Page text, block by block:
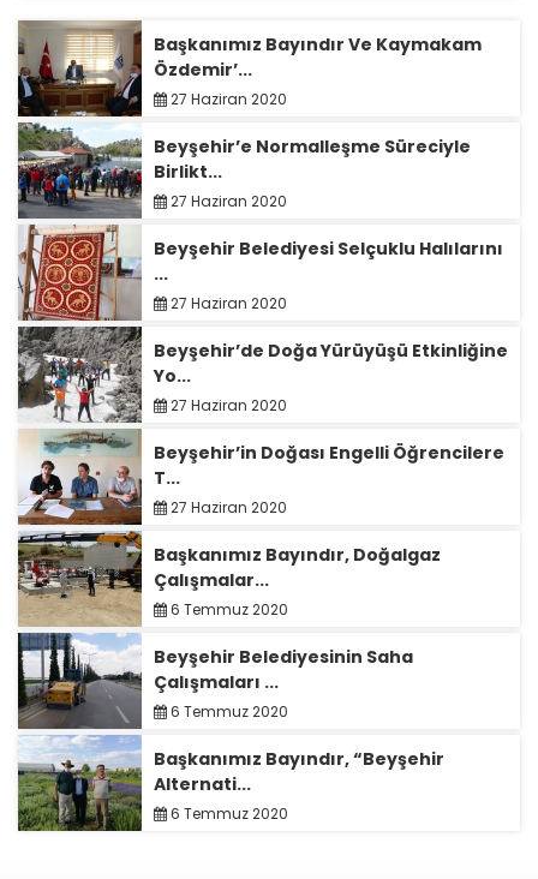
Başkanımız Bayındır Ve Kaymakam
Özdemir’...
27 Haziran 2020
Beyşehir’e Normalleşme Süreciyle
Birlikt...
27 Haziran 2020
Beyşehir Belediyesi Selçuklu Halılarını
...
27 Haziran 2020
Beyşehir’de Doğa Yürüyüşü Etkinliğine
Yo...
27 Haziran 2020
Beyşehir’in Doğası Engelli Öğrencilere
T...
27 Haziran 2020
Başkanımız Bayındır, Doğalgaz
Çalışmalar...
6 Temmuz 2020
Beyşehir Belediyesinin Saha
Çalışmaları ...
6 Temmuz 2020
Başkanımız Bayındır, “Beyşehir
Alternati...
6 Temmuz 2020